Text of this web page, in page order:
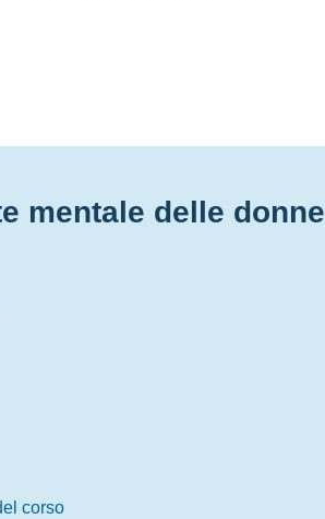
mentale delle donne
corso